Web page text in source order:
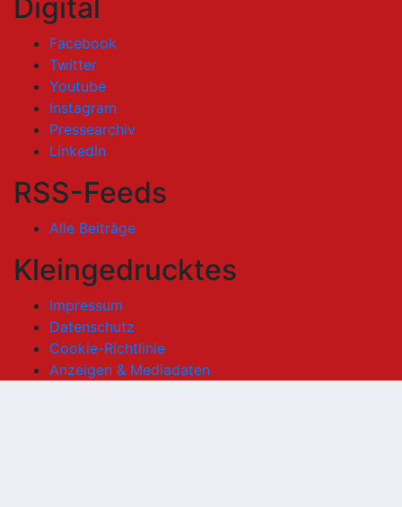
Digital
Facebook
Twitter
Youtube
Instagram
Pressearchiv
LinkedIn
RSS-Feeds
Alle Beiträge
Kleingedrucktes
Impressum
Datenschutz
Cookie-Richtlinie
Anzeigen & Mediadaten